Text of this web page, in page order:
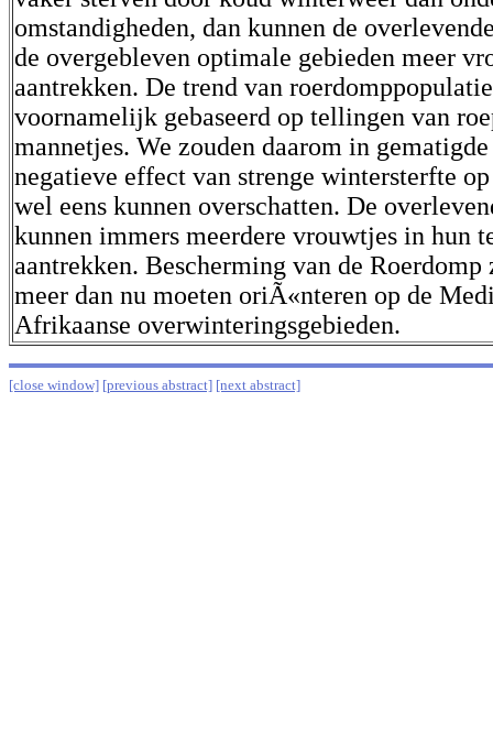
omstandigheden, dan kunnen de
de overgebleven optimale gebieden meer
aantrekken. De trend van
voornamelijk gebaseerd op tellingen van
mannetjes. We zouden daarom in
negatieve effect van strenge wintersterfte
wel eens kunnen overschatten. De
kunnen immers meerdere vrouwtjes in hun
aantrekken. Bescherming van de
meer dan nu moeten oriÃ«nteren op de
Afrikaanse overwinteringsgebieden.
[close window] [previous abstract] [next abstract]